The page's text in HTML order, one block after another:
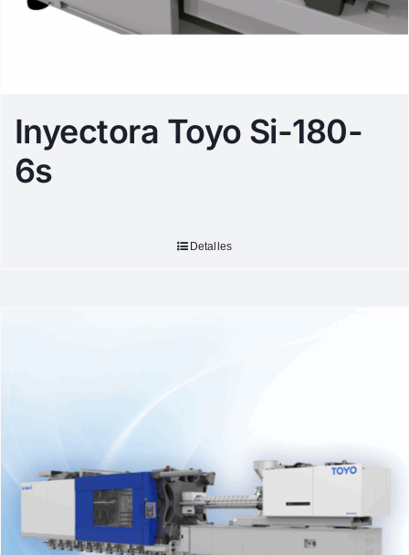
Inyectora Toyo Si-180-
6s
Detalles